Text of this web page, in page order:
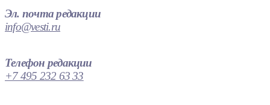
Эл. почта редакции
info@vesti.ru
Телефон редакции
+7 495 232 63 33